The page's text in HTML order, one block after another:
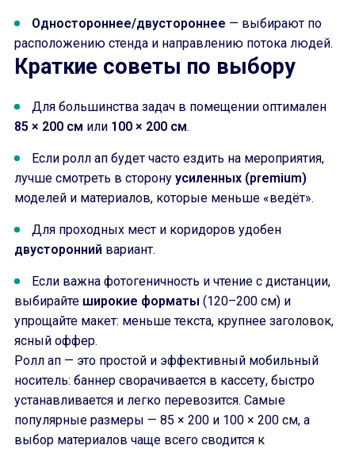
Одностороннее/двустороннее — выбирают по
расположению стенда и направлению потока людей.
Краткие советы по выбору
Для большинства задач в помещении оптимален
85 × 200 см или 100 × 200 см.
Если ролл ап будет часто ездить на мероприятия,
лучше смотреть в сторону усиленных (premium)
моделей и материалов, которые меньше «ведёт».
Для проходных мест и коридоров удобен
двусторонний вариант.
Если важна фотогеничность и чтение с дистанции,
выбирайте широкие форматы (120–200 см) и
упрощайте макет: меньше текста, крупнее заголовок,
ясный оффер.
Ролл ап — это простой и эффективный мобильный
носитель: баннер сворачивается в кассету, быстро
устанавливается и легко перевозится. Самые
популярные размеры — 85 × 200 и 100 × 200 см, а
выбор материалов чаще всего сводится к